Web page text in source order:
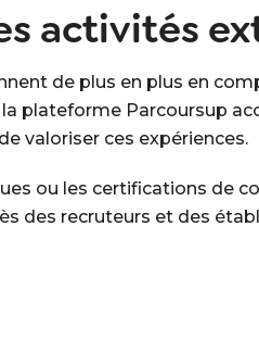
activités
de plus en plus en
plateforme Parcoursup
valoriser ces expériences.
ou les certifications de
des recruteurs et des